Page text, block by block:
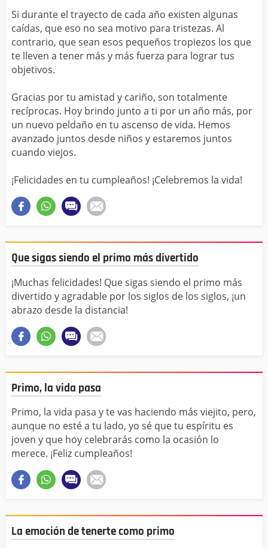
Si durante el trayecto de cada año existen algunas
caídas, que eso no sea motivo para tristezas. Al
contrario, que sean esos pequeños tropiezos los que
te lleven a tener más y más fuerza para lograr tus
objetivos.
Gracias por tu amistad y cariño, son totalmente
recíprocas. Hoy brindo junto a ti por un año más, por
un nuevo peldaño en tu ascenso de vida. Hemos
avanzado juntos desde niños y estaremos juntos
cuando viejos.
¡Felicidades en tu cumpleaños! ¡Celebremos la vida!
Que sigas siendo el primo más divertido
¡Muchas felicidades! Que sigas siendo el primo más
divertido y agradable por los siglos de los siglos, ¡un
abrazo desde la distancia!
Primo, la vida pasa
Primo, la vida pasa y te vas haciendo más viejito, pero,
aunque no esté a tu lado, yo sé que tu espíritu es
joven y que hoy celebrarás como la ocasión lo
merece. ¡Feliz cumpleaños!
La emoción de tenerte como primo